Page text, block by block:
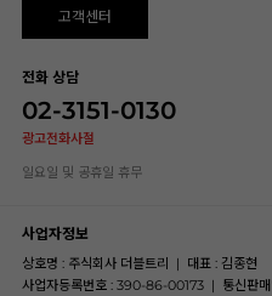
고객센터
전화 상담
02-3151-0130
광고전화사절
일요일 및 공휴일 휴무
사업자정보
상호명 : 주식회사 더블트리 | 대표 : 김종현
사업자등록번호 : 390-86-00173 | 통신판